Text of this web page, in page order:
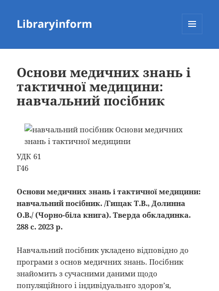
Libraryinform
Основи медичних знань і
тактичної медицини:
навчальний посібник
УДК 61
Г46
Основи медичних знань і тактичної медицини:
навчальний посібник. /Гищак Т.В., Долинна
О.В./ (Чорно-біла книга). Тверда обкладинка.
288 с. 2023 р.
Навчальний посібник укладено відповідно до
програми з основ медичних знань. Посібник
знайомить з сучасними даними щодо
популяційного і індивідуальнго здоров’я,